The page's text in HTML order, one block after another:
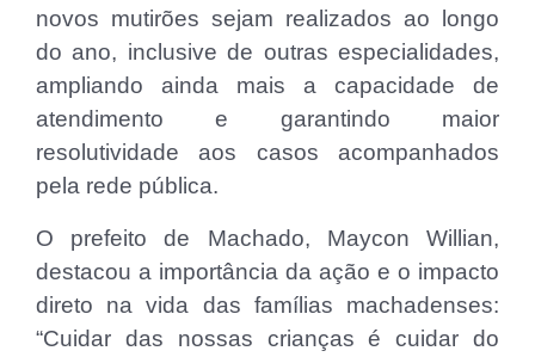
novos mutirões sejam realizados ao longo
do ano, inclusive de outras especialidades,
ampliando ainda mais a capacidade de
atendimento e garantindo maior
resolutividade aos casos acompanhados
pela rede pública.
O prefeito de Machado, Maycon Willian,
destacou a importância da ação e o impacto
direto na vida das famílias machadenses:
“Cuidar das nossas crianças é cuidar do